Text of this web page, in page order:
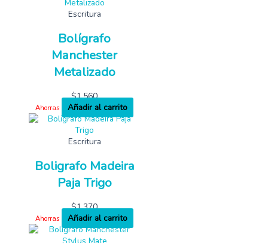
Escritura
Bolígrafo
Manchester
Metalizado
$1,560
Ahorras Añadir al carrito
Escritura
Boligrafo Madeira
Paja Trigo
$1,370
Ahorras Añadir al carrito